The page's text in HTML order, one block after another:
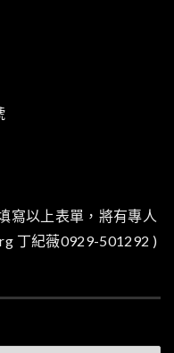
寫以上表單，將有專人
丁紀薇0929-501292 )